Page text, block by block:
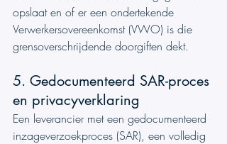
opslaat en of er een ondertekende
Verwerkersovereenkomst (VWO) is die
grensoverschrijdende doorgiften dekt.
5. Gedocumenteerd SAR-proces
en privacyverklaring
Een leverancier met een gedocumenteerd
inzageverzoekproces (SAR), een volledig